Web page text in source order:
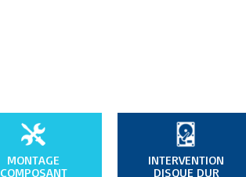
MONTAGE
COMPOSANT
INTERVENTION
DISQUE DUR